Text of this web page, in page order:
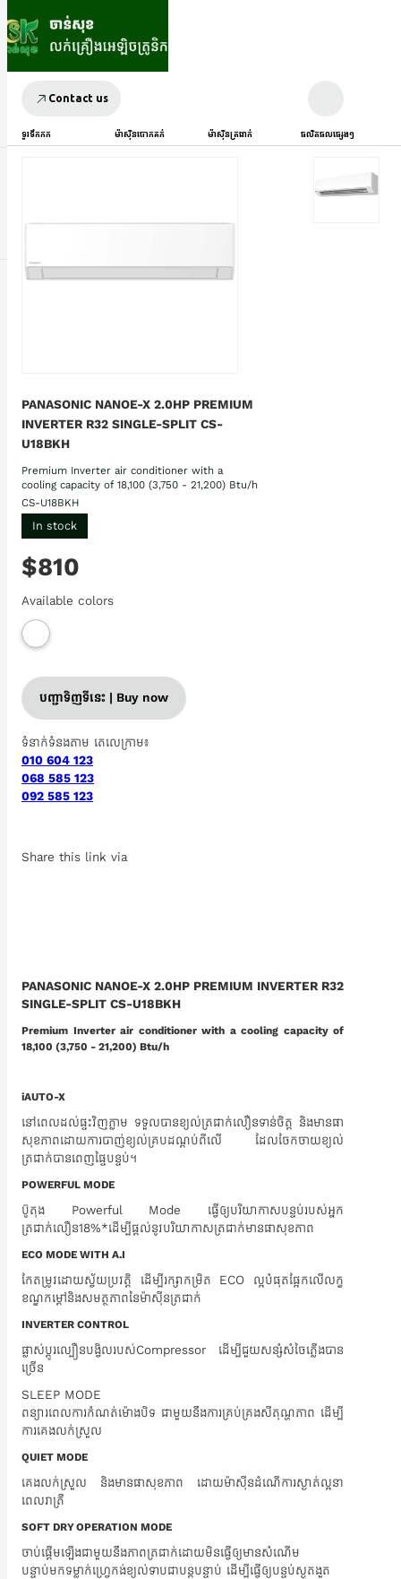
Contact us
ទូរទឹកកក ម៉ាស៊ីនបោកគក់ ម៉ាស៊ីនត្រជាក់ ផលិតផលផ្សេងៗ
PANASONIC NANOE-X 2.0HP PREMIUM
INVERTER R32 SINGLE-SPLIT CS-
U18BKH
Premium Inverter air conditioner with a
cooling capacity of 18,100 (3,750 - 21,200) Btu/h
CS-U18BKH
In stock
$810
Available colors
បញ្ជាទិញទីនេះ | Buy now
ទំនាក់ទំនងតាម តេលេក្រាម៖
010 604 123
068 585 123
092 585 123
Share this link via
PANASONIC NANOE-X 2.0HP PREMIUM INVERTER R32
SINGLE-SPLIT CS-U18BKH
Premium Inverter air conditioner with a cooling capacity of
18,100 (3,750 - 21,200) Btu/h
iAUTO-X
នៅពេលដល់ផ្ទះវិញភ្លាម ទទួលបានខ្យល់ត្រជាក់លឿនទាន់ចិត្ត និងមានផា
សុខភាពដោយការបាញ់ខ្យល់គ្របដណ្តប់ពីលើ ដែលចែកចាយខ្យល់
ត្រជាក់បានពេញផ្ទៃបន្ទប់។
POWERFUL MODE
ប៊ូតុង Powerful Mode ធ្វើឲ្យបរិយាកាសបន្ទប់របស់អ្នក
ត្រជាក់លឿន18%*ដើម្បីផ្តល់នូវបរិយាកាសត្រជាក់មានផាសុខភាព
ECO MODE WITH A.I
កែតម្រូវដោយស្វ័យប្រវត្តិ ដើម្បីរក្សាកម្រិត ECO ល្អបំផុតផ្អែកលើលក្ខ
ខណ្ឌកម្តៅនិងសមត្ថភាពនៃម៉ាស៊ីនត្រជាក់
INVERTER CONTROL
ផ្លាស់ប្តូរល្បឿនបង្វិលរបស់Compressor ដើម្បីជួយសន្សំសំចៃភ្លើងបាន
ច្រើន
SLEEP MODE
ពន្យារពេលការកំណត់ម៉ោងបិទ ជាមួយនឹងការគ្រប់គ្រងសីតុណ្ហភាព ដើម្បី
ការគេងលក់ស្រួល
QUIET MODE
គេងលក់ស្រួល និងមានផាសុខភាព ដោយម៉ាស៊ីនដំណើការស្ងាត់ល្អនា
ពេលរាត្រី
SOFT DRY OPERATION MODE
ចាប់ផ្តើមឡើងជាមួយនឹងភាពត្រជាក់ដោយមិនធ្វើឲ្យមានសំណើម
បន្ទាប់មកទម្លាក់ហ្វ្រេកង់ខ្យល់ទាបជាបន្តបន្ទាប់ ដើម្បីធ្វើឲ្យបន្ទប់ស្ងួតងួត